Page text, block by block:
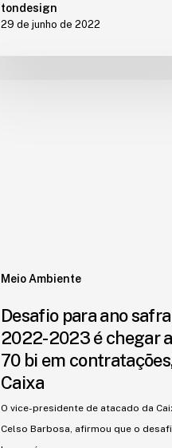
tondesign
29 de junho de 2022
Meio Ambiente
Desafio para ano safra
2022-2023 é chegar
70 bi em
Caixa
O vice-presidente de atacado da
Celso Barbosa, afirmou que o